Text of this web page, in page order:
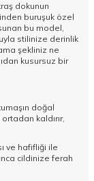
dokunun
buruşuk özel
bu model,
stilinize derinlik
şekliniz ne
kusursuz bir
doğal
kaldırır,
ve hafifliği ile
cildinize ferah